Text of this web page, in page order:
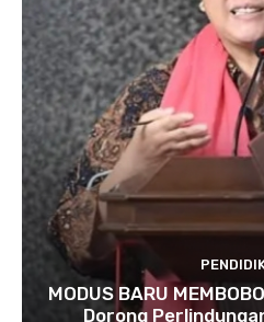
MODUS BARU
Dorong